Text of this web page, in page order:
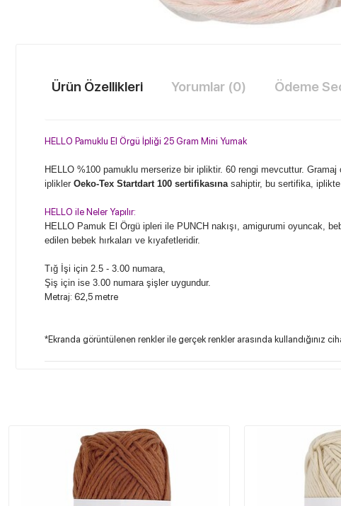
Ürün Özellikleri Yorumlar (0) Ödeme
HELLO Pamuklu El Örgü İpliği 25 Gram Mini Yumak
HELLO %100 pamuklu merserize bir ipliktir. 60 rengi mevcuttur.
iplikler Oeko-Tex Startdart 100 sertifikasınasahiptir, bu sertifika, iplikte
HELLO ile Neler Yapılır:
HELLO Pamuk El Örgü ipleri ile PUNCH nakışı, amigurumi oyuncak,
edilen bebek hırkaları ve kıyafetleridir.
Tığ İşi için 2.5 - 3.00 numara,
Şiş için ise 3.00 numara şişler uygundur.
Metraj: 62,5 metre
*Ekranda görüntülenen renkler ile gerçek renkler arasında kullandığınız